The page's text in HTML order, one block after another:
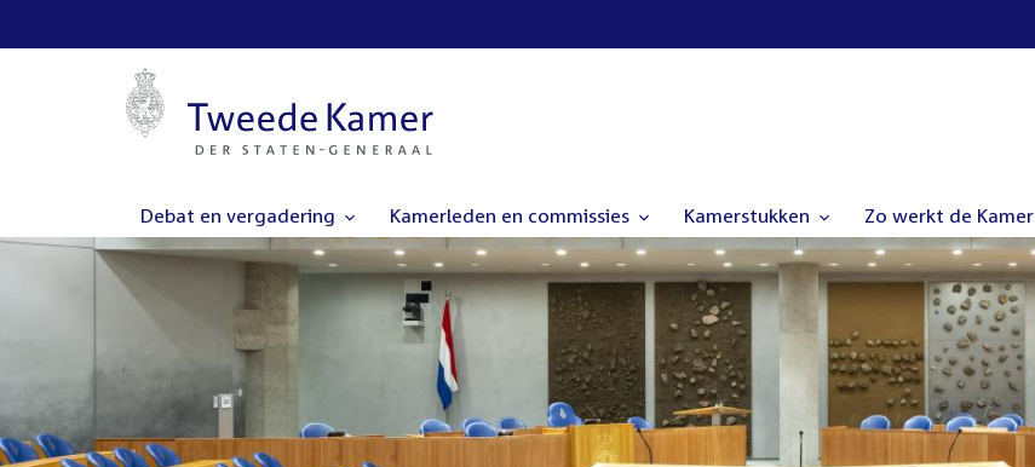
Debat en vergadering Kamerleden en commissies Kamerstukken Zo werkt de Kamer